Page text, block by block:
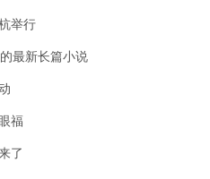
举行
最新长篇小说
福
了